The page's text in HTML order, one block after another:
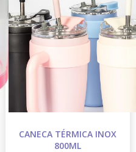
CANECA TÉRMICA INOX
800ML